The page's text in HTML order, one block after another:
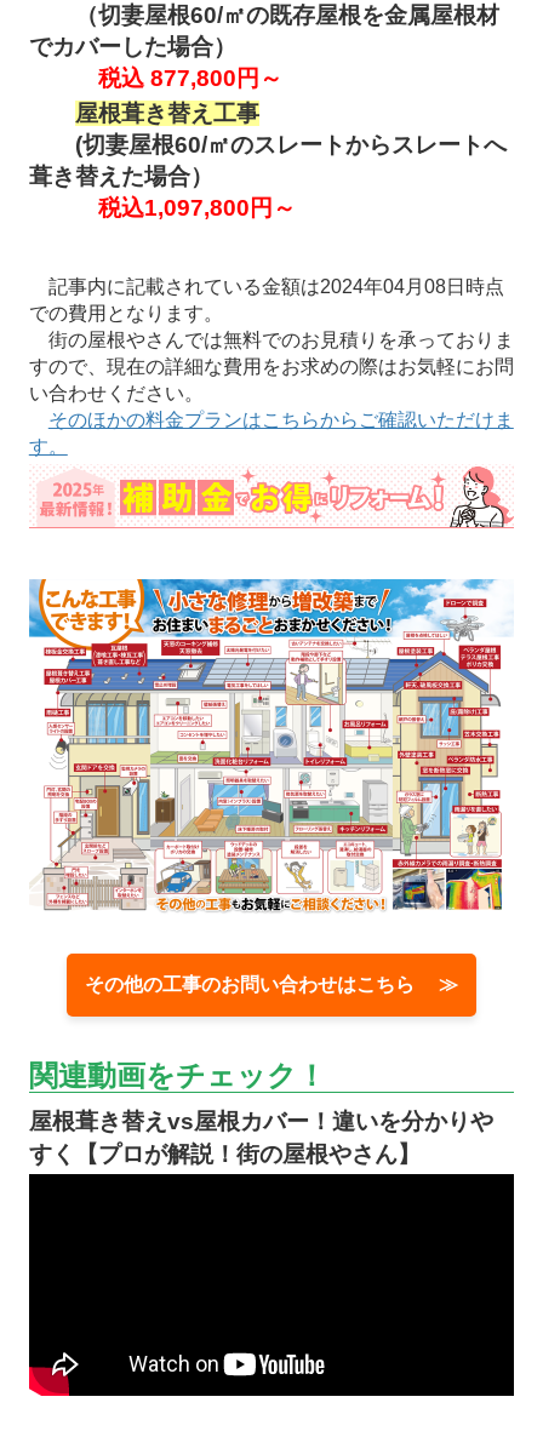
（切妻屋根60/㎡の既存屋根を金属屋根材
でカバーした場合）
税込 877,800円～
屋根葺き替え工事
(切妻屋根60/㎡のスレートからスレートへ
葺き替えた場合）
税込1,097,800円～
記事内に記載されている金額は2024年04月08日時点
での費用となります。
街の屋根やさんでは無料でのお見積りを承っておりま
すので、現在の詳細な費用をお求めの際はお気軽にお問
い合わせください。
そのほかの料金プランはこちらからご確認いただけま
す。
その他の工事のお問い合わせはこちら ≫
関連動画をチェック！
屋根葺き替えvs屋根カバー！違いを分かりや
すく【プロが解説！街の屋根やさん】